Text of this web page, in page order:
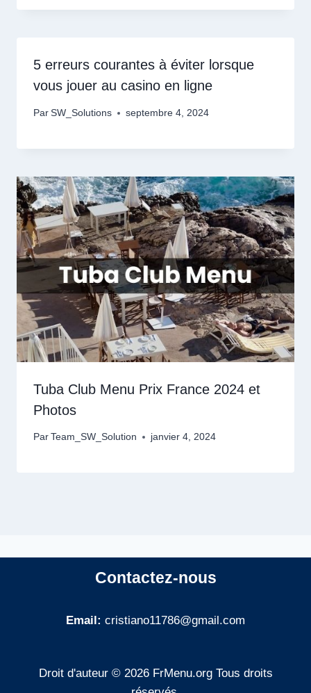
5 erreurs courantes à éviter lorsque
vous jouer au casino en ligne
Par SW_Solutions septembre 4, 2024
Tuba Club Menu Prix France 2024 et
Photos
Par Team_SW_Solution janvier 4, 2024
Contactez-nous
Email: cristiano11786@gmail.com
Droit d'auteur © 2026 FrMenu.org Tous droits